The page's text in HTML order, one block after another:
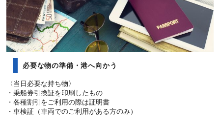
必要な物の準備・港へ向かう
〈当日必要な持ち物〉
・乗船券引換証を印刷したもの
・各種割引をご利用の際は証明書
・車検証（車両でのご利用がある方のみ）